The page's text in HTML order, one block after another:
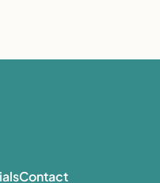
Contact